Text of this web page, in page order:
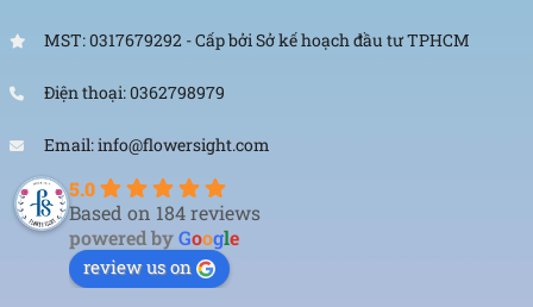
MST: 0317679292 - Cấp bởi Sở kế hoạch đầu tư TPHCM
Điện thoại: 0362798979
Email: info@flowersight.com
5.0
Based on 184 reviews
powered byGoogle
review us on